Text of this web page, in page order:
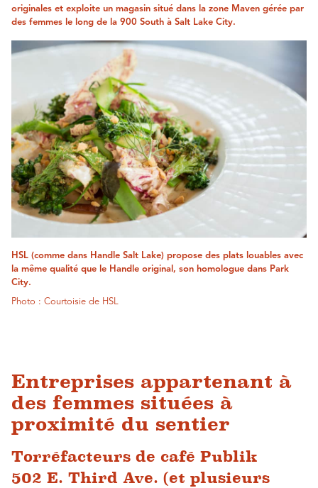
originales et exploite un magasin situé dans la zone Maven gérée par
des femmes le long de la 900 South à Salt Lake City.
HSL (comme dans Handle Salt Lake) propose des plats louables avec
la même qualité que le Handle original, son homologue dans Park
City.
Photo : Courtoisie de HSL
Entreprises appartenant à
des femmes situées à
proximité du sentier
Torréfacteurs de café Publik
502 E. Third Ave. (et plusieurs